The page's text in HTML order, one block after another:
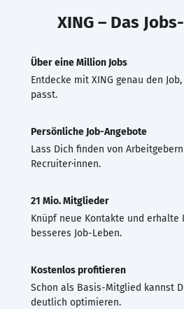
XING – Das
Über eine Million Jobs
Entdecke mit XING genau den
passt.
Persönliche Job-Angebote
Lass Dich finden von
Recruiter·innen.
21 Mio. Mitglieder
Knüpf neue Kontakte und erhalte
besseres Job-Leben.
Kostenlos profitieren
Schon als Basis-Mitglied kannst
deutlich optimieren.